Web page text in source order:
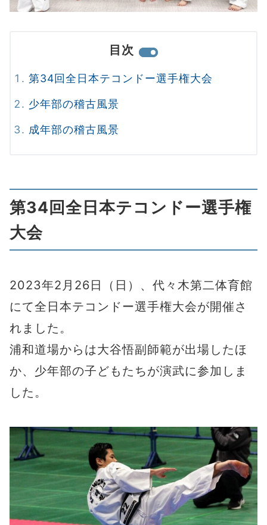
目次
第34回全日本テコンドー選手権大会
少年部の稽古風景
成年部の稽古風景
第34回全日本テコンドー選手権
大会
2023年2月26日（日）、代々木第二体育館
にて全日本テコンドー選手権大会が開催さ
れました。
浦和道場からは大谷悟副師範が出場したほ
か、少年部の子どもたちが演武に参加しま
した。